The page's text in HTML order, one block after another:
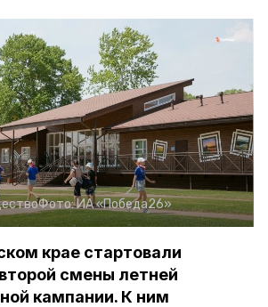
Фото:ИА «Победа26»
крае стартовали
смены летней
кампании. К ним